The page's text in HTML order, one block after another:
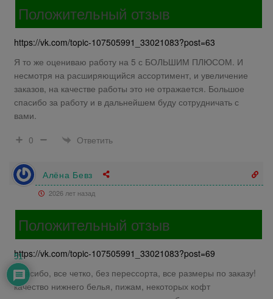
Положительный отзыв
https://vk.com/topic-107505991_33021083?post=63
Я то же оцениваю работу на 5 с БОЛЬШИМ ПЛЮСОМ. И
несмотря на расширяющийся ассортимент, и увеличение
заказов, на качестве работы это не отражается. Большое
спасибо за работу и в дальнейшем буду сотрудничать с
вами.
0
Ответить
Алёна Бевз
2026 лет назад
Положительный отзыв
https://vk.com/topic-107505991_33021083?post=69
Спасибо, все четко, без перессорта, все размеры по заказу!
качество нижнего белья, пижам, некоторых кофт
51